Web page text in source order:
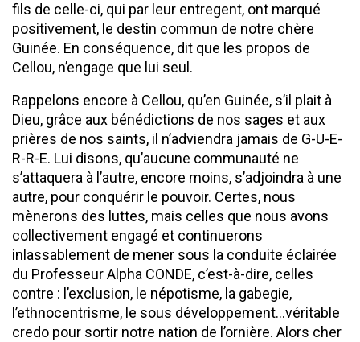
fils de celle-ci, qui par leur entregent, ont marqué
positivement, le destin commun de notre chère
Guinée. En conséquence, dit que les propos de
Cellou, n’engage que lui seul.
Rappelons encore à Cellou, qu’en Guinée, s’il plait à
Dieu, grâce aux bénédictions de nos sages et aux
prières de nos saints, il n’adviendra jamais de G-U-E-
R-R-E. Lui disons, qu’aucune communauté ne
s’attaquera à l’autre, encore moins, s’adjoindra à une
autre, pour conquérir le pouvoir. Certes, nous
mènerons des luttes, mais celles que nous avons
collectivement engagé et continuerons
inlassablement de mener sous la conduite éclairée
du Professeur Alpha CONDE, c’est-à-dire, celles
contre : l’exclusion, le népotisme, la gabegie,
l’ethnocentrisme, le sous développement…véritable
credo pour sortir notre nation de l’ornière. Alors cher